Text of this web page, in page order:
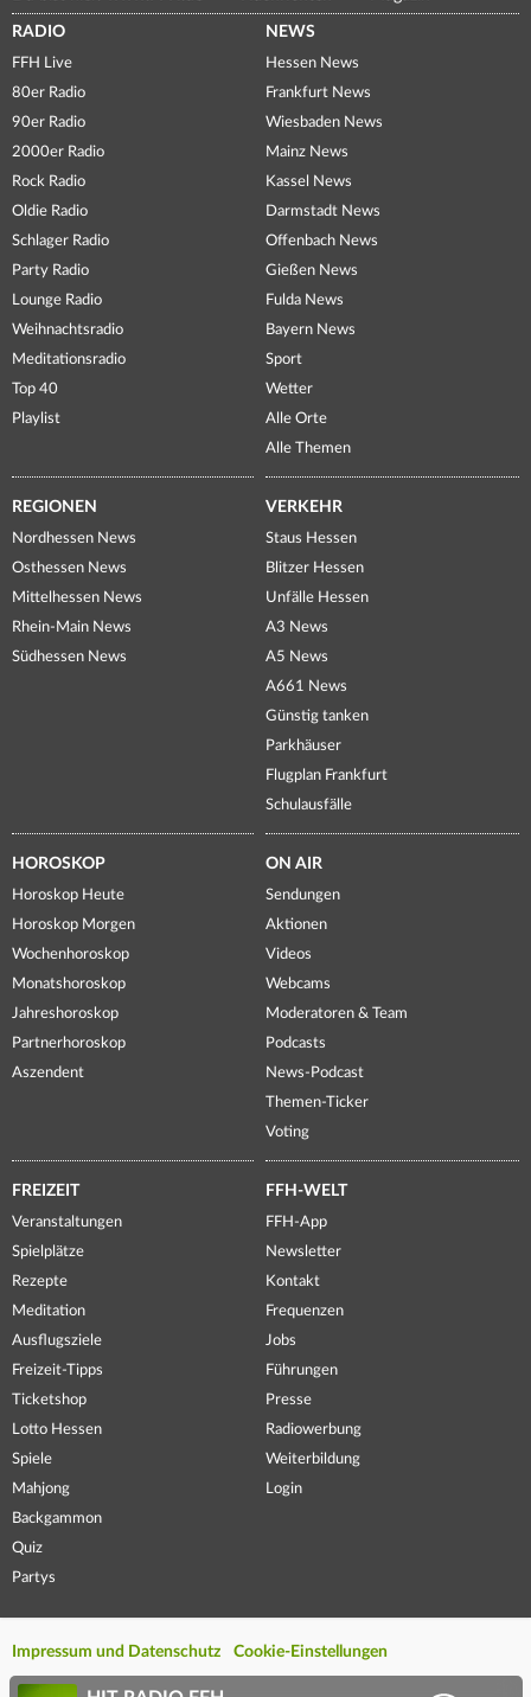
RADIO
FFH Live
80er Radio
90er Radio
2000er Radio
Rock Radio
Oldie Radio
Schlager Radio
Party Radio
Lounge Radio
Weihnachtsradio
Meditationsradio
Top 40
Playlist
NEWS
Hessen News
Frankfurt News
Wiesbaden News
Mainz News
Kassel News
Darmstadt News
Offenbach News
Gießen News
Fulda News
Bayern News
Sport
Wetter
Alle Orte
Alle Themen
REGIONEN
Nordhessen News
Osthessen News
Mittelhessen News
Rhein-Main News
Südhessen News
VERKEHR
Staus Hessen
Blitzer Hessen
Unfälle Hessen
A3 News
A5 News
A661 News
Günstig tanken
Parkhäuser
Flugplan Frankfurt
Schulausfälle
HOROSKOP
Horoskop Heute
Horoskop Morgen
Wochenhoroskop
Monatshoroskop
Jahreshoroskop
Partnerhoroskop
Aszendent
ON AIR
Sendungen
Aktionen
Videos
Webcams
Moderatoren & Team
Podcasts
News-Podcast
Themen-Ticker
Voting
FREIZEIT
Veranstaltungen
Spielplätze
Rezepte
Meditation
Ausflugsziele
Freizeit-Tipps
Ticketshop
Lotto Hessen
Spiele
Mahjong
Backgammon
Quiz
Partys
FFH-WELT
FFH-App
Newsletter
Kontakt
Frequenzen
Jobs
Führungen
Presse
Radiowerbung
Weiterbildung
Login
Impressum und Datenschutz Cookie-Einstellungen